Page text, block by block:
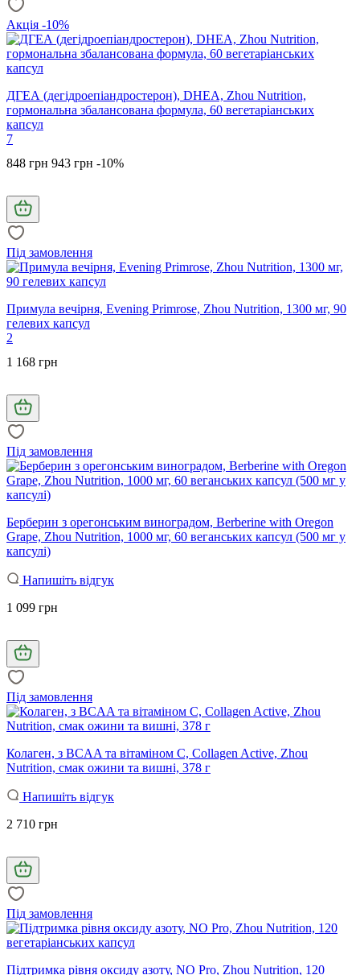
Акція -10%
ДГЕА (дегідроепіандростерон), DHEA, Zhou Nutrition,
гормональна збалансована формула, 60 вегетаріанських
капсул
7
848 грн 943 грн -10%
Під замовлення
Примула вечірня, Evening Primrose, Zhou Nutrition, 1300 мг, 90
гелевих капсул
2
1 168 грн
Під замовлення
Берберин з орегонським виноградом, Berberine with Oregon
Grape, Zhou Nutrition, 1000 мг, 60 веганських капсул (500 мг у
капсулі)
Напишіть відгук
1 099 грн
Під замовлення
Колаген, з BCAA та вітаміном C, Collagen Active, Zhou
Nutrition, смак ожини та вишні, 378 г
Напишіть відгук
2 710 грн
Під замовлення
Підтримка рівня оксиду азоту, NO Pro, Zhou Nutrition, 120